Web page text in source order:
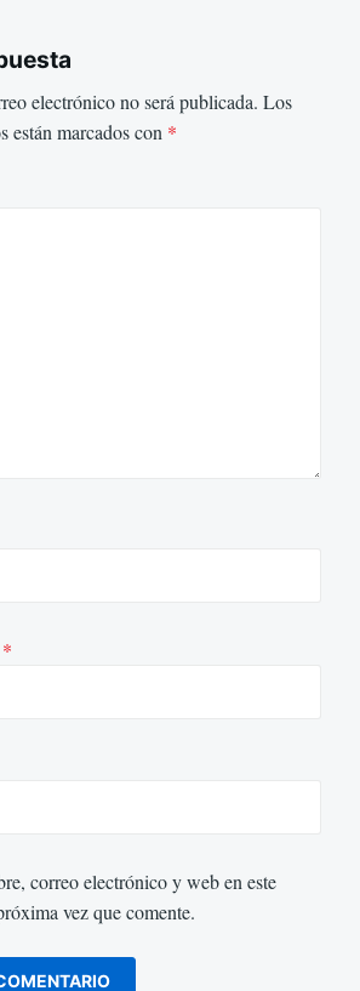
electrónico no será publicada. Los
están marcados con *
*
correo electrónico y web en este
vez que comente.